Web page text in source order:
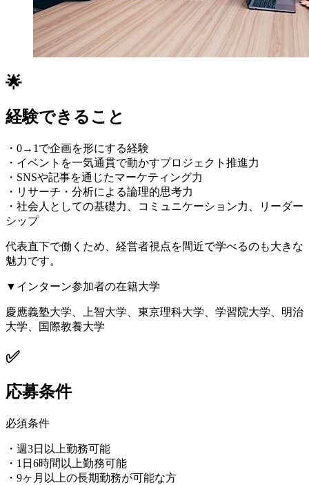
🌟
経験できること
・0→1で企画を形にする経験
・イベントを一気通貫で動かすプロジェクト推進力
・SNSや記事を通じたマーケティング力
・リサーチ・分析による論理的思考力
・社会人としての基礎力、コミュニケーション力、リーダー
シップ
代表直下で働くため、経営者視点を間近で学べるのも大きな
魅力です。
▼インターン参加者の在籍大学
慶應義塾大学、上智大学、東京理科大学、学習院大学、明治
大学、国際教養大学
✅
応募条件
必須条件
・週3日以上勤務可能
・1日6時間以上勤務可能
・9ヶ月以上の長期勤務が可能な方